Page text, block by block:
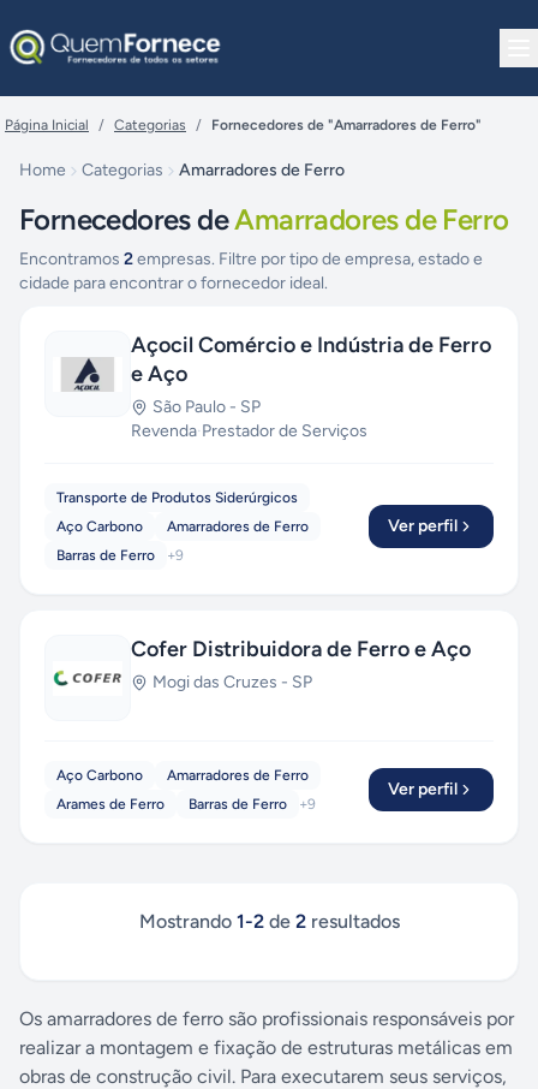
Página Inicial / Categorias / Fornecedores de "Amarradores de Ferro"
Home Categorias Amarradores de Ferro
Fornecedores deAmarradores de Ferro
Encontramos 2empresas. Filtre por tipo de empresa, estado e
cidade para encontrar o fornecedor ideal.
Açocil Comércio e Indústria de Ferro
e Aço
São Paulo - SP
Revenda·Prestador de Serviços
Transporte de Produtos Siderúrgicos
Aço Carbono
Amarradores de Ferro
Barras de Ferro
+9
Ver perfil
Cofer Distribuidora de Ferro e Aço
Mogi das Cruzes - SP
Aço Carbono
Amarradores de Ferro
Arames de Ferro
Barras de Ferro +9
Ver perfil
Mostrando 1-2de 2resultados
Os amarradores de ferro são profissionais responsáveis por
realizar a montagem e fixação de estruturas metálicas em
obras de construção civil. Para executarem seus serviços,